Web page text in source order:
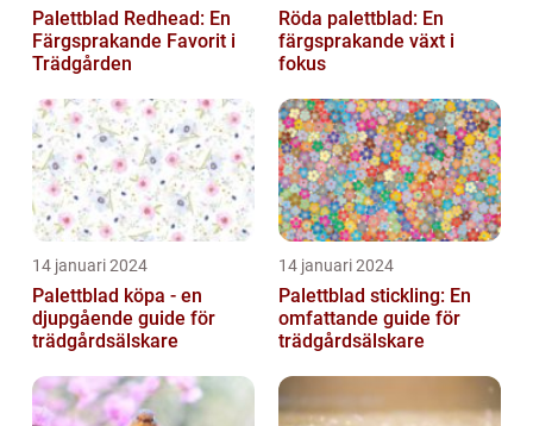
Palettblad Redhead: En
Färgsprakande Favorit i
Trädgården
Röda palettblad: En
färgsprakande växt i
fokus
14 januari 2024
Palettblad köpa - en
djupgående guide för
trädgårdsälskare
14 januari 2024
Palettblad stickling: En
omfattande guide för
trädgårdsälskare